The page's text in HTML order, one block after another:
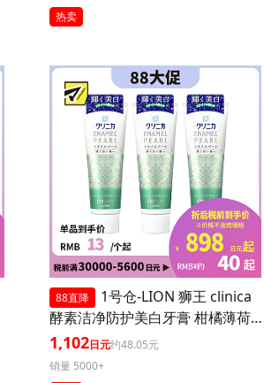
热卖
88直降
1号仓-LION 狮王 clinica
酵素洁净防护美白牙膏 柑橘薄荷 1
30g 3个装
1,102日元约48.05元
销量 5000+